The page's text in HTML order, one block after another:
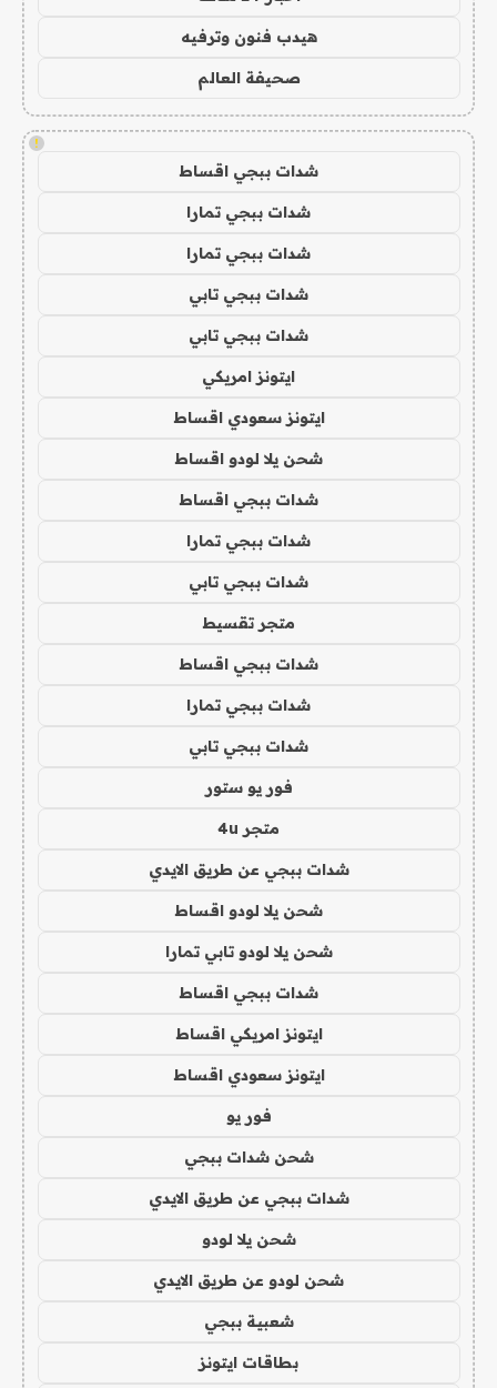
هيدب فنون وترفيه
صحيفة العالم
!
شدات ببجي اقساط
شدات ببجي تمارا
شدات ببجي تمارا
شدات ببجي تابي
شدات ببجي تابي
ايتونز امريكي
ايتونز سعودي اقساط
شحن يلا لودو اقساط
شدات ببجي اقساط
شدات ببجي تمارا
شدات ببجي تابي
متجر تقسيط
شدات ببجي اقساط
شدات ببجي تمارا
شدات ببجي تابي
فور يو ستور
متجر 4u
شدات ببجي عن طريق الايدي
شحن يلا لودو اقساط
شحن يلا لودو تابي تمارا
شدات ببجي اقساط
ايتونز امريكي اقساط
ايتونز سعودي اقساط
فور يو
شحن شدات ببجي
شدات ببجي عن طريق الايدي
شحن يلا لودو
شحن لودو عن طريق الايدي
شعبية ببجي
بطاقات ايتونز